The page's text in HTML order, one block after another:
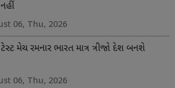
06, Thu, 2026
મેચ રમનાર ભારત માત્ર ત્રીજો દેશ બનશે
06, Thu, 2026